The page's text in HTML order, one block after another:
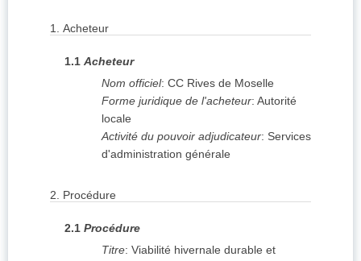
1. Acheteur
1.1 Acheteur
Nom officiel: CC Rives de Moselle
Forme juridique de l'acheteur: Autorité
locale
Activité du pouvoir adjudicateur: Services
d'administration générale
2. Procédure
2.1 Procédure
Titre: Viabilité hivernale durable et